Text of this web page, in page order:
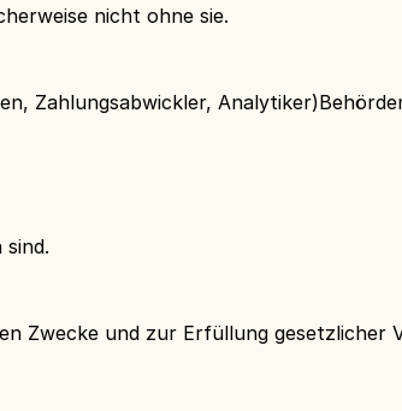
nicht ohne sie.
Zahlungsabwickler,
Zwecke und zur Erfüllung